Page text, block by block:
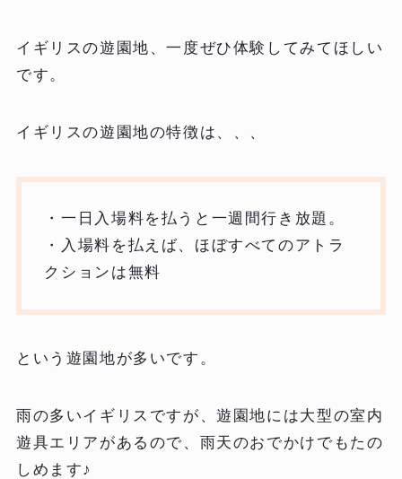
イギリスの遊園地、一度ぜひ体験してみてほしい
です。
イギリスの遊園地の特徴は、、、
・一日入場料を払うと一週間行き放題。
・入場料を払えば、ほぼすべてのアトラ
クションは無料
という遊園地が多いです。
雨の多いイギリスですが、遊園地には大型の室内
遊具エリアがあるので、雨天のおでかけでもたの
しめます♪